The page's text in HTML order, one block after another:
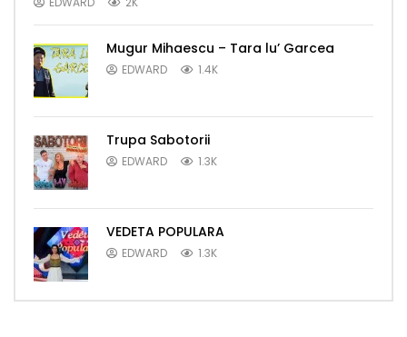
Mugur Mihaescu – Tara lu’ Garcea
EDWARD 1.4K
Trupa Sabotorii
EDWARD 1.3K
VEDETA POPULARA
EDWARD 1.3K